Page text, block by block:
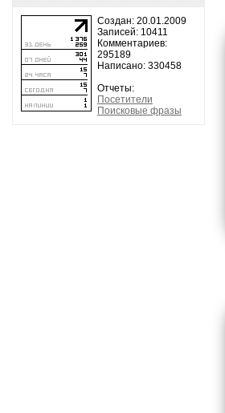
Создан: 20.01.2009
Записей: 10411
Комментариев:
295189
Написано: 330458
Отчеты:
Посетители
Поисковые фразы